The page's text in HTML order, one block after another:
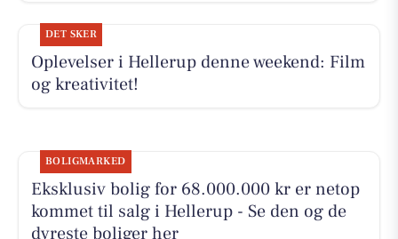
DET SKER
Oplevelser i Hellerup denne weekend: Film
og kreativitet!
BOLIGMARKED
Eksklusiv bolig for 68.000.000 kr er netop
kommet til salg i Hellerup - Se den og de
dyreste boliger her